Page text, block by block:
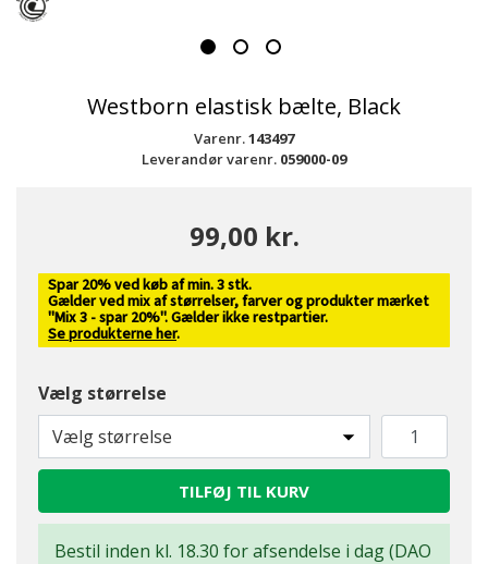
Westborn elastisk bælte, Black
Varenr.143497
Leverandør varenr. 059000-09
99,00 kr.
Spar 20% ved køb af min. 3 stk.
Gælder ved mix af størrelser, farver og produkter mærket
"Mix 3 - spar 20%". Gælder ikke restpartier.
Se produkterne her.
Vælg størrelse
Vælg størrelse
TILFØJ TIL KURV
Bestil inden kl. 18.30 for afsendelse i dag (DAO